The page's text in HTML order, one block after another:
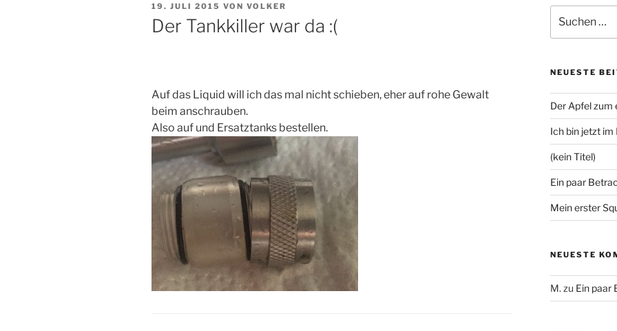
VERÖFFENTLICHT
AM
19. JULI 2015 VON VOLKER
Der Tankkiller war da :(
Auf das Liquid will ich das mal nicht schieben, eher auf rohe Gewalt
beim anschrauben.
Also auf und Ersatztanks bestellen.
nach:
NEUESTE
Der Apfel zum
Ich bin jetzt im
(kein Titel)
Ein paar
Mein erster
NEUESTE
M. zu Ein paar